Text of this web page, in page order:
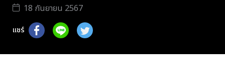
18 กันยายน 2567
แชร์